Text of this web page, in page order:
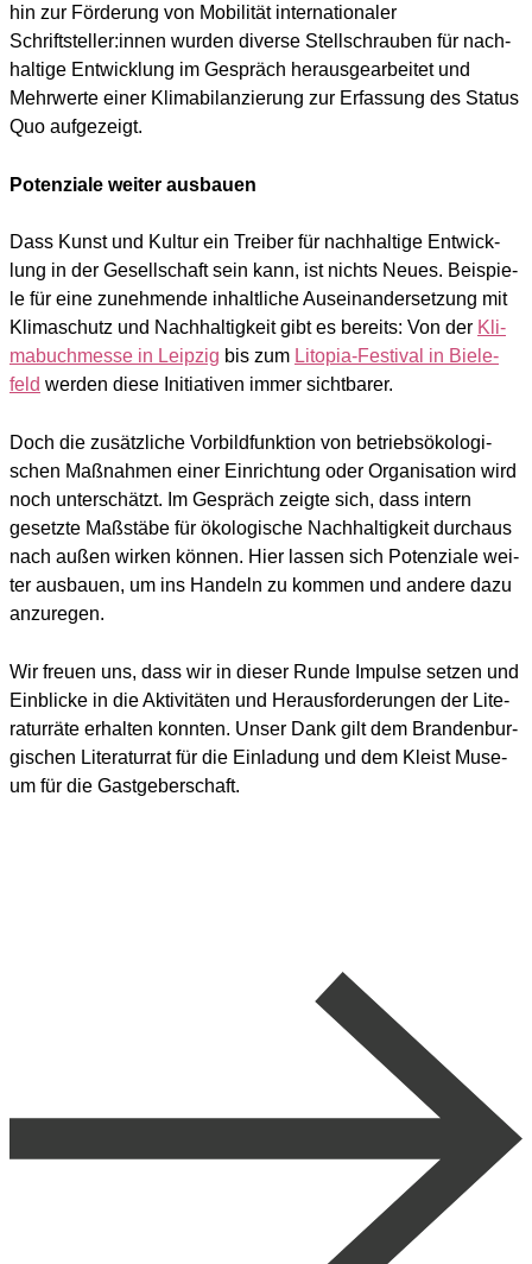
hin zur För­de­rung von Mobi­li­tät inter­na­tio­na­ler
Schriftsteller:innen wur­den diver­se Stell­schrau­ben für nach­
hal­ti­ge Ent­wick­lung im Gespräch her­aus­ge­ar­bei­tet und
Mehr­wer­te einer Kli­ma­bi­lan­zie­rung zur Erfas­sung des Sta­tus
Quo auf­ge­zeigt.
Potenziale weiter ausbauen
Dass Kunst und Kul­tur ein Trei­ber für nach­hal­ti­ge Ent­wick­
lung in der Gesell­schaft sein kann, ist nichts Neu­es. Bei­spie­
le für eine zuneh­men­de inhalt­li­che Aus­ein­an­der­set­zung mit
Kli­ma­schutz und Nach­hal­tig­keit gibt es bereits: Von der Kli­
ma­buch­mes­se in Leip­zig bis zum Lito­pia-Fes­ti­val in Bie­le­
feld wer­den die­se Initia­ti­ven immer sicht­ba­rer.
Doch die zusätz­li­che Vor­bild­funk­ti­on von betriebs­öko­lo­gi­
schen Maß­nah­men einer Ein­rich­tung oder Orga­ni­sa­ti­on wird
noch unter­schätzt. Im Gespräch zeig­te sich, dass intern
gesetz­te Maß­stä­be für öko­lo­gi­sche Nach­hal­tig­keit durch­aus
nach außen wir­ken kön­nen. Hier las­sen sich Poten­zia­le wei­
ter aus­bau­en, um ins Han­deln zu kom­men und ande­re dazu
anzu­re­gen.
Wir freu­en uns, dass wir in die­ser Run­de Impul­se set­zen und
Ein­bli­cke in die Akti­vi­tä­ten und Her­aus­for­de­run­gen der Lite­
ra­tur­rä­te erhal­ten konn­ten. Unser Dank gilt dem Bran­den­bur­
gi­schen Lite­ra­tur­rat für die Ein­la­dung und dem Kleist Muse­
um für die Gast­ge­ber­schaft.